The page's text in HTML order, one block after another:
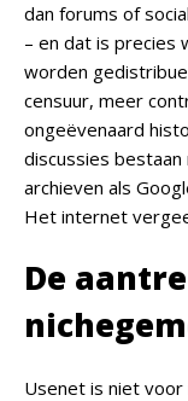
dan forums of
– en dat is precies
worden
censuur, meer
ongeëvenaard
discussies
archieven als
Het internet
De
Usenet is niet